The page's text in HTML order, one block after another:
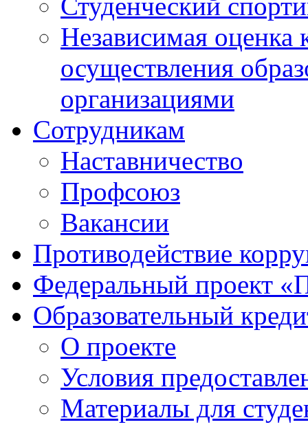
Независимая оценка
осуществления
организациями
Сотрудникам
Наставничество
Профсоюз
Вакансии
Противодействие
Федеральный проект
Образовательный
О проекте
Условия
Материалы для